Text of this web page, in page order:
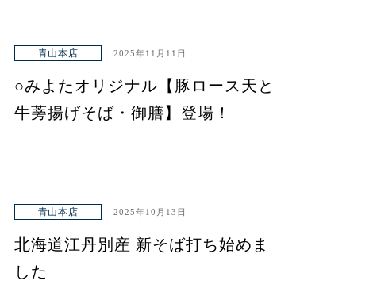
青山本店 2025年11月11日
○みよたオリジナル【豚ロース天と
牛蒡揚げそば・御膳】登場！
青山本店 2025年10月13日
北海道江丹別産 新そば打ち始めま
した